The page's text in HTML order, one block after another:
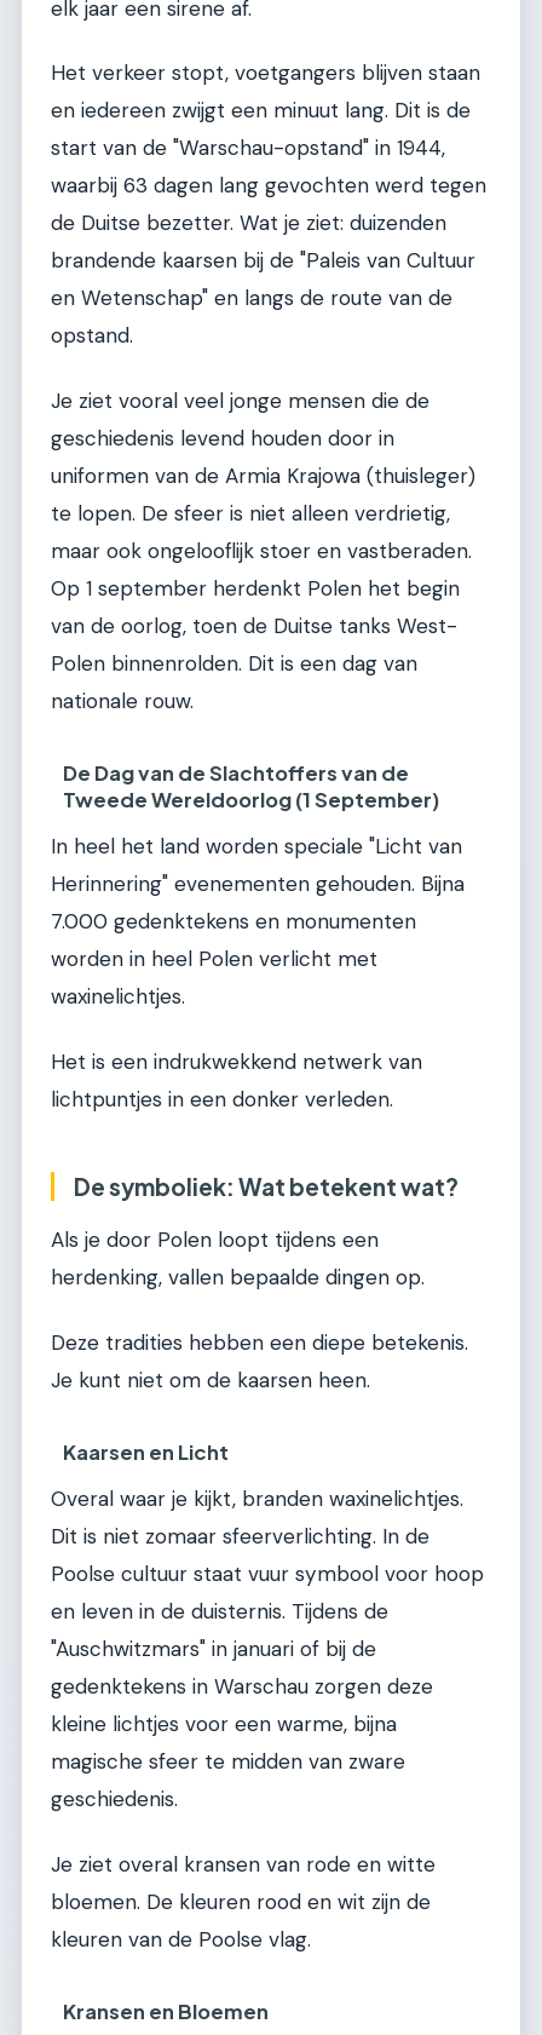
elk jaar een sirene af.
Het verkeer stopt, voetgangers blijven staan
en iedereen zwijgt een minuut lang. Dit is de
start van de "Warschau-opstand" in 1944,
waarbij 63 dagen lang gevochten werd tegen
de Duitse bezetter. Wat je ziet: duizenden
brandende kaarsen bij de "Paleis van Cultuur
en Wetenschap" en langs de route van de
opstand.
Je ziet vooral veel jonge mensen die de
geschiedenis levend houden door in
uniformen van de Armia Krajowa (thuisleger)
te lopen. De sfeer is niet alleen verdrietig,
maar ook ongelooflijk stoer en vastberaden.
Op 1 september herdenkt Polen het begin
van de oorlog, toen de Duitse tanks West-
Polen binnenrolden. Dit is een dag van
nationale rouw.
De Dag van de Slachtoffers van de
Tweede Wereldoorlog (1 September)
In heel het land worden speciale "Licht van
Herinnering" evenementen gehouden. Bijna
7.000 gedenktekens en monumenten
worden in heel Polen verlicht met
waxinelichtjes.
Het is een indrukwekkend netwerk van
lichtpuntjes in een donker verleden.
De symboliek: Wat betekent wat?
Als je door Polen loopt tijdens een
herdenking, vallen bepaalde dingen op.
Deze tradities hebben een diepe betekenis.
Je kunt niet om de kaarsen heen.
Kaarsen en Licht
Overal waar je kijkt, branden waxinelichtjes.
Dit is niet zomaar sfeerverlichting. In de
Poolse cultuur staat vuur symbool voor hoop
en leven in de duisternis. Tijdens de
"Auschwitzmars" in januari of bij de
gedenktekens in Warschau zorgen deze
kleine lichtjes voor een warme, bijna
magische sfeer te midden van zware
geschiedenis.
Je ziet overal kransen van rode en witte
bloemen. De kleuren rood en wit zijn de
kleuren van de Poolse vlag.
Kransen en Bloemen